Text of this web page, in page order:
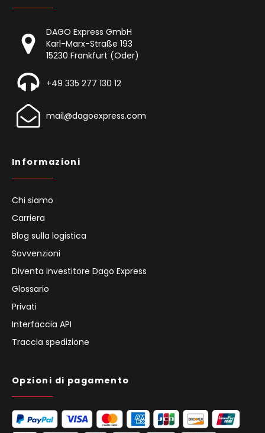
DAGO Express GmbH
Karl-Marx-Straße 193
15230 Frankfurt (Oder)
+49 335 277 130 12
mail@dagoexpress.com
Informazioni
Chi siamo
Carriera
Blog sulla logistica
Sovvenzioni
Diventa investitore Dago Express
Glossario
Privati
Interfaccia API
Traccia spedizione
Opzioni di pagamento